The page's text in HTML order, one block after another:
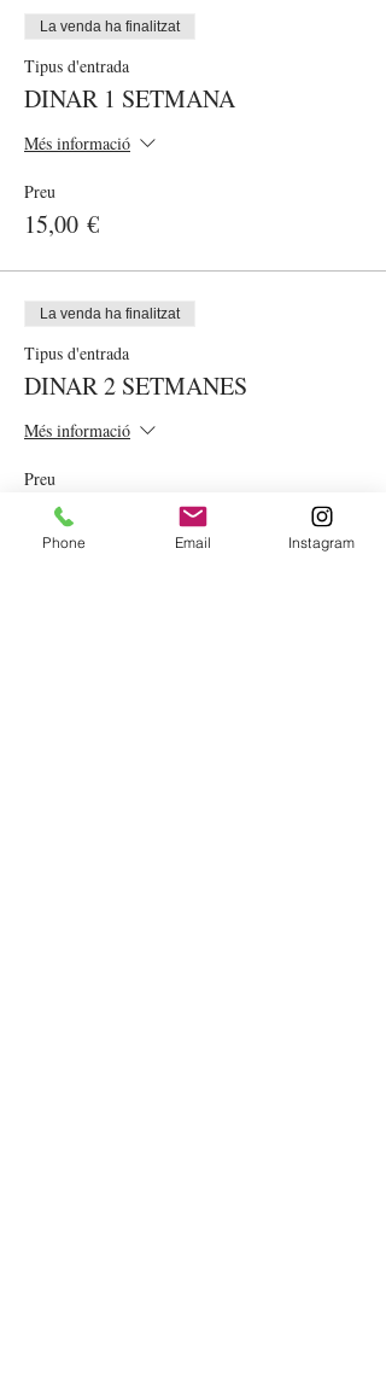
La venda ha finalitzat
Tipus d'entrada
DINAR 1 SETMANA
Més informació
Preu
15,00 €
La venda ha finalitzat
Tipus d'entrada
DINAR 2 SETMANES
Més informació
Preu
20,00 €
Phone Email Instagram